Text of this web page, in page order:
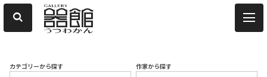
カテゴリーから探す 作家から探す